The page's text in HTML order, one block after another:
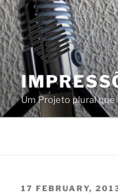
Skip
to
content
Um Projeto plural
POSTED
17 FEBRUARY,